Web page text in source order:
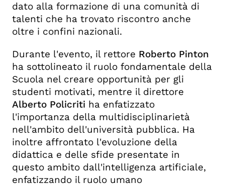
dato alla formazione di una comunità di
talenti che ha trovato riscontro anche
oltre i confini nazionali.
Durante l'evento, il rettore Roberto Pinton
ha sottolineato il ruolo fondamentale della
Scuola nel creare opportunità per gli
studenti motivati, mentre il direttore
Alberto Policriti ha enfatizzato
l'importanza della multidisciplinarietà
nell'ambito dell'università pubblica. Ha
inoltre affrontato l'evoluzione della
didattica e delle sfide presentate in
questo ambito dall'intelligenza artificiale,
enfatizzando il ruolo umano